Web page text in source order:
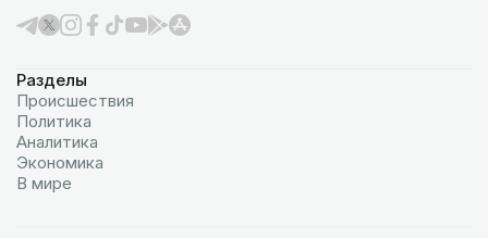
Разделы
Происшествия
Политика
Аналитика
Экономика
В мире